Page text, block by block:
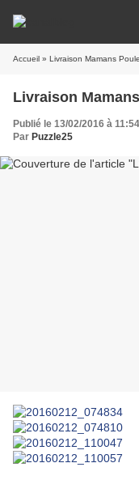
Accueil » Livraison Mamans
Livraison
Publié le 13/02/2016 à 11:54
Par Puzzle25